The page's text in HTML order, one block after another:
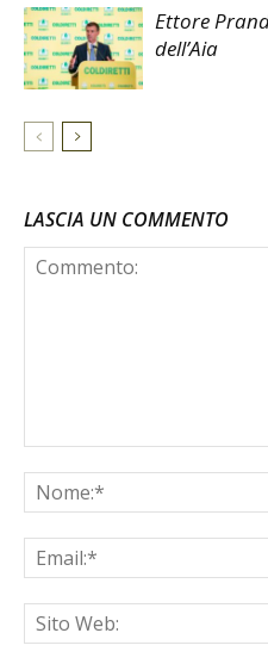
Ettore
dell’Aia
LASCIA UN COMMENTO